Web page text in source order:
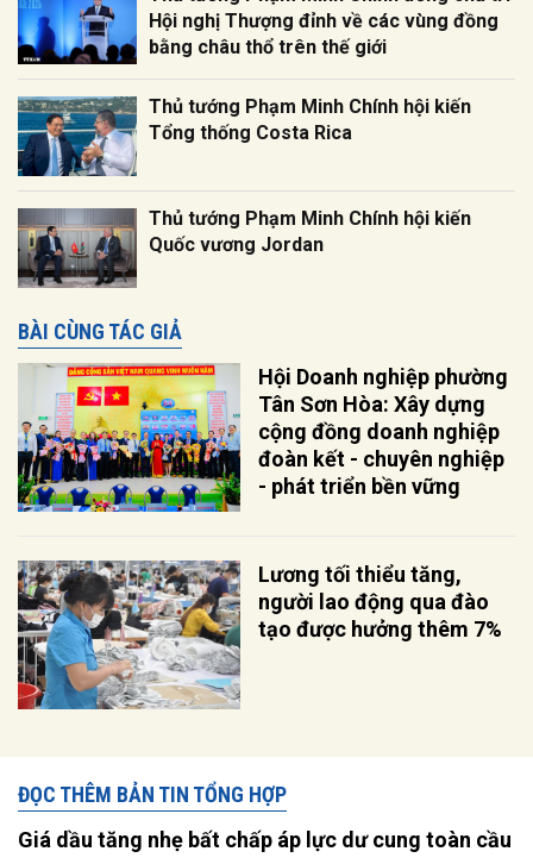
Hội nghị Thượng đỉnh về các vùng đồng
bằng châu thổ trên thế giới
Thủ tướng Phạm Minh Chính hội kiến
Tổng thống Costa Rica
Thủ tướng Phạm Minh Chính hội kiến
Quốc vương Jordan
BÀI CÙNG TÁC GIẢ
Hội Doanh nghiệp phường
Tân Sơn Hòa: Xây dựng
cộng đồng doanh nghiệp
đoàn kết - chuyên nghiệp
- phát triển bền vững
Lương tối thiểu tăng,
người lao động qua đào
tạo được hưởng thêm 7%
ĐỌC THÊM BẢN TIN TỔNG HỢP
Giá dầu tăng nhẹ bất chấp áp lực dư cung toàn cầu